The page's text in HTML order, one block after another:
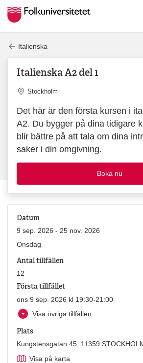
Italienska
Italienska A2 del 1
Plats
Stockholm
Det här är den första kursen i
A2. Du bygger på dina tidigare
blir bättre på att tala om dina
saker i din omgivning.
Boka nu
Datum
9 sep. 2026 - 25 nov. 2026
Onsdag
Antal tillfällen
12
Första tillfället
ons 9 sep. 2026 kl 19:30-21:00
Visa övriga tillfällen
Plats
Kungstensgatan 45, 11359
Visa på karta